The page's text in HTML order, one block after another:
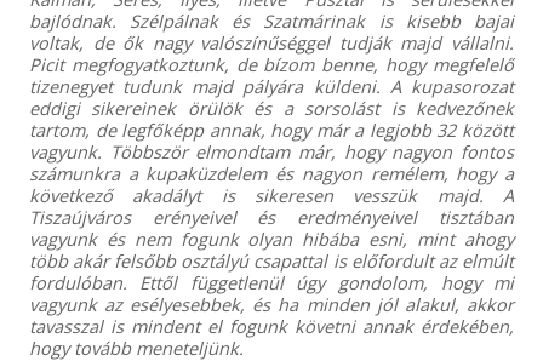
bajlódnak. Szélpálnak és Szatmárinak is kisebb bajai
voltak, de ők nagy valószínűséggel tudják majd vállalni.
Picit megfogyatkoztunk, de bízom benne, hogy megfelelő
tizenegyet tudunk majd pályára küldeni. A kupasorozat
eddigi sikereinek örülök és a sorsolást is kedvezőnek
tartom, de legfőképp annak, hogy már a legjobb 32 között
vagyunk. Többször elmondtam már, hogy nagyon fontos
számunkra a kupaküzdelem és nagyon remélem, hogy a
következő akadályt is sikeresen vesszük majd. A
Tiszaújváros erényeivel és eredményeivel tisztában
vagyunk és nem fogunk olyan hibába esni, mint ahogy
több akár felsőbb osztályú csapattal is előfordult az elmúlt
fordulóban. Ettől függetlenül úgy gondolom, hogy mi
vagyunk az esélyesebbek, és ha minden jól alakul, akkor
tavasszal is mindent el fogunk követni annak érdekében,
hogy tovább meneteljünk.